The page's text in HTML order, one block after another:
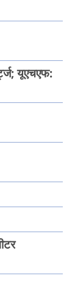
यूएचएफ: